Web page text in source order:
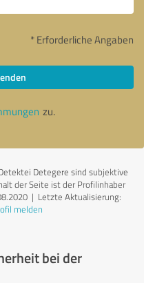
* Erforderliche Angaben
zu.
Detegere sind subjektive
der Seite ist der Profilinhaber
| Letzte Aktualisierung:
melden
bei der